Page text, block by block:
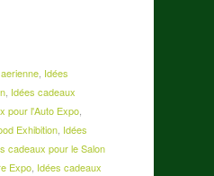
Idées
Idées cadeaux
pour l'Auto Expo
Exhibition Idées
cadeaux pour le Salon
Expo Idées cadeaux